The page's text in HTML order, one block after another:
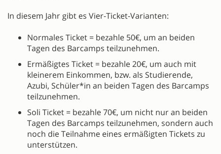
In diesem Jahr gibt es Vier-Ticket-Varianten:
Normales Ticket = bezahle 50€, um an beiden
Tagen des Barcamps teilzunehmen.
Ermäßigtes Ticket = bezahle 20€, um auch mit
kleinerem Einkommen, bzw. als Studierende,
Azubi, Schüler*in an beiden Tagen des Barcamps
teilzunehmen.
Soli Ticket = bezahle 70€, um nicht nur an beiden
Tagen des Barcamps teilzunehmen, sondern auch
noch die Teilnahme eines ermäßigten Tickets zu
unterstützen.